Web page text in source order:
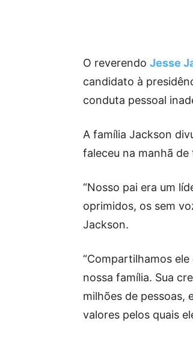
O reverendo Jesse
candidato à
conduta pessoal
A família Jackson
faleceu na manhã
“Nosso pai era um
oprimidos, os sem
Jackson.
“Compartilhamos
nossa família. Sua
milhões de pessoas,
valores pelos quais